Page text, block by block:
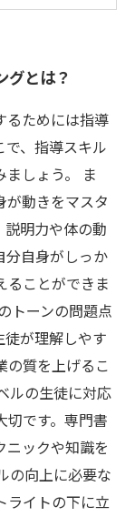
グとは？
るためには指導
で、指導スキル
ましょう。 ま
が動きをマスタ
説明力や体の動
分自身がしっか
ることができま
トーンの問題点
徒が理解しやす
の質を上げるこ
ルの生徒に対応
切です。専門書
ニックや知識を
の向上に必要な
ライトの下に立